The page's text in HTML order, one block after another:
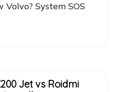
Volvo? System SOS
Jet vs Roidmi